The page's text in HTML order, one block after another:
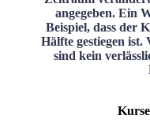
angegeben. Ein
Beispiel, dass der
Hälfte gestiegen
sind kein